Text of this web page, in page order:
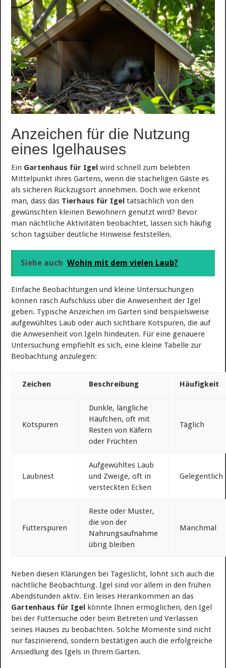
Anzeichen für die Nutzung
eines Igelhauses
Ein Gartenhaus für Igel wird schnell zum belebten
Mittelpunkt ihres Gartens, wenn die stacheligen Gäste es
als sicheren Rückzugsort annehmen. Doch wie erkennt
man, dass das Tierhaus für Igel tatsächlich von den
gewünschten kleinen Bewohnern genutzt wird? Bevor
man nächtliche Aktivitäten beobachtet, lassen sich häufig
schon tagsüber deutliche Hinweise feststellen.
Siehe auch Wohin mit dem vielen Laub?
Einfache Beobachtungen und kleine Untersuchungen
können rasch Aufschluss über die Anwesenheit der Igel
geben. Typische Anzeichen im Garten sind beispielsweise
aufgewühltes Laub oder auch sichtbare Kotspuren, die auf
die Anwesenheit von Igeln hindeuten. Für eine genauere
Untersuchung empfiehlt es sich, eine kleine Tabelle zur
Beobachtung anzulegen:
Zeichen Beschreibung Häufigkeit
Kotspuren
Dunkle, längliche
Häufchen, oft mit
Resten von Käfern
oder Früchten
Täglich
Laubnest
Aufgewühltes Laub
und Zweige, oft in
versteckten Ecken
Gelegentlich
Futterspuren
Reste oder Muster,
die von der
Nahrungsaufnahme
übrig bleiben
Manchmal
Neben diesen Klärungen bei Tageslicht, lohnt sich auch die
nächtliche Beobachtung. Igel sind vor allem in den frühen
Abendstunden aktiv. Ein leises Herankommen an das
Gartenhaus für Igel könnte Ihnen ermöglichen, den Igel
bei der Futtersuche oder beim Betreten und Verlassen
seines Hauses zu beobachten. Solche Momente sind nicht
nur faszinierend, sondern bestätigen auch die erfolgreiche
Ansiedlung des Igels in Ihrem Garten.